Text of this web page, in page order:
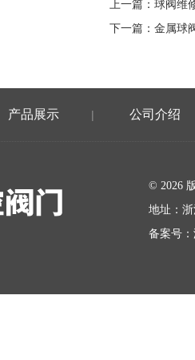
上一篇： 球阀维
下一篇： 金属球
产品展示 | 公司介绍
© 2026
地址：
备案号：